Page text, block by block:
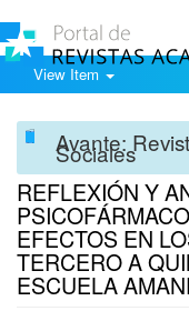
View Item
Avante:
Sociales
REFLEXIÓN Y
EFECTOS EN
TERCERO A
ESCUELA